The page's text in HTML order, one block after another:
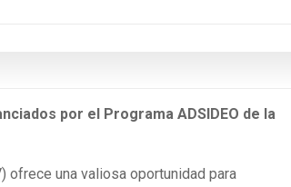
por el Programa ADSIDEO de la
ofrece una valiosa oportunidad para